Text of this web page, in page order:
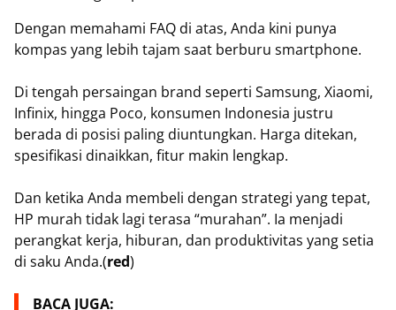
Dengan memahami FAQ di atas, Anda kini punya
kompas yang lebih tajam saat berburu smartphone.
Di tengah persaingan brand seperti Samsung, Xiaomi,
Infinix, hingga Poco, konsumen Indonesia justru
berada di posisi paling diuntungkan. Harga ditekan,
spesifikasi dinaikkan, fitur makin lengkap.
Dan ketika Anda membeli dengan strategi yang tepat,
HP murah tidak lagi terasa “murahan”. Ia menjadi
perangkat kerja, hiburan, dan produktivitas yang setia
di saku Anda.(red)
BACA JUGA: